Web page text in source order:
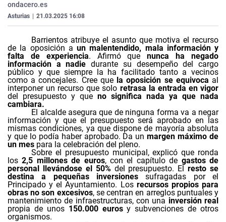
ondacero.es
Asturias 21.03.2025 16:08
Barrientos atribuye el asunto que motiva el recurso
de la oposición a un malentendido, mala información y
falta de experiencia. Afirmó quenunca ha negado
información a nadiedurante su desempeño del cargo
público y que siempre la ha facilitado tanto a vecinos
como a concejales. Cree que la oposición se equivoca al
interponer un recurso que solo retrasa la entrada en vigor
del presupuesto y que no significa nada ya que nada
cambiara.
El alcalde asegura que de ninguna forma va a negar
información y que el presupuesto será aprobado en las
mismas condiciones, ya que dispone de mayoría absoluta
y que lo podía haber aprobado. Da unmargen máximo de
un mes para la celebración del pleno.
Sobre el presupuesto municipal, explicó que ronda
los2,5 millones de euros, con el capítulo de gastos de
personal llevándose el 50%del presupuesto. Elresto se
destina a pequeñas inversiones sufragadas por el
Principado y el Ayuntamiento. Los recursos propios para
obras no son excesivos, se centran en arreglos puntuales y
mantenimiento de infraestructuras, con una inversión real
propia de unos 150.000 eurosy subvenciones de otros
organismos.